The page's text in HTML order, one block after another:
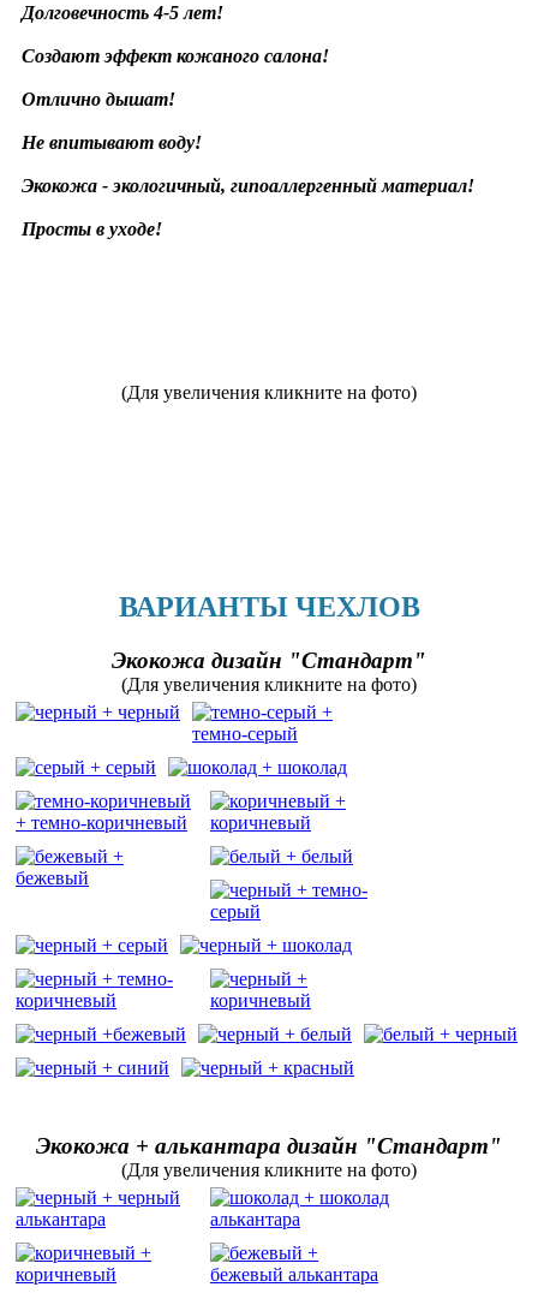
Долговечность 4-5 лет!
Создают эффект кожаного салона!
Отлично дышат!
Не впитывают воду!
Экокожа - экологичный, гипоаллергенный материал!
Просты в уходе!
(Для увеличения кликните на фото)
ВАРИАНТЫ ЧЕХЛОВ
Экокожа дизайн "Стандарт"
(Для увеличения кликните на фото)
Экокожа + алькантара дизайн "Стандарт"
(Для увеличения кликните на фото)